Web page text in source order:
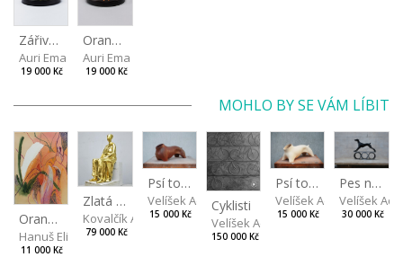
Zářivě zelená II
Auri Ema
19 000 Kč
Oranžová
Auri Ema
19 000 Kč
MOHLO BY SE VÁM LÍBIT
Oranžová v listech
Hanuš Eliška
11 000 Kč
Zlatá máma
Kovalčík Adam
79 000 Kč
Psí torzo
Velíšek Adam
15 000 Kč
Cyklisti
Velíšek Adam
150 000 Kč
Psí torzo
Velíšek Adam
15 000 Kč
Pes na kolech
Velíšek
30 000 Kč